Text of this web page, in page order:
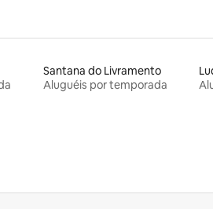
Santana do Livramento
Aluguéis por temporada